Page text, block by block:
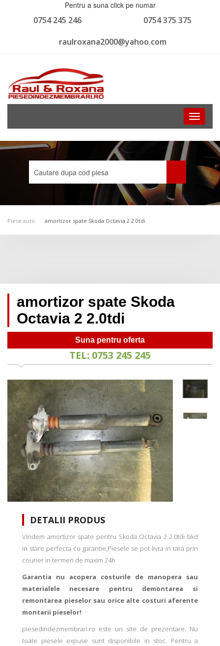
Pentru a suna click pe numar
0754 375 375
0754 245 246
raulroxana2000@yahoo.com
Toggle
Piese auto amortizor spate Skoda Octavia 2 2.0tdi
amortizor spate Skoda
Octavia 2 2.0tdi
Suna pentru oferta
TEL: 0753 245 245
DETALII PRODUS
Vindem amortizor spate pentru Skoda Octavia 2 2.0tdi bkd
in stare perfecta cu garantie,Piesele se pot livra in tara prin
courier in termen de maxim 24h
Garantia nu acopera costurile de manopera sau
materialele necesare pentru demontarea si
remontarea pieselor sau orice alte costuri aferente
montarii pieselor!
piesedindezmembrari.ro este un site de prezentare. Nu
toate piesele expuse sunt disponibile in stoc. Pentru a